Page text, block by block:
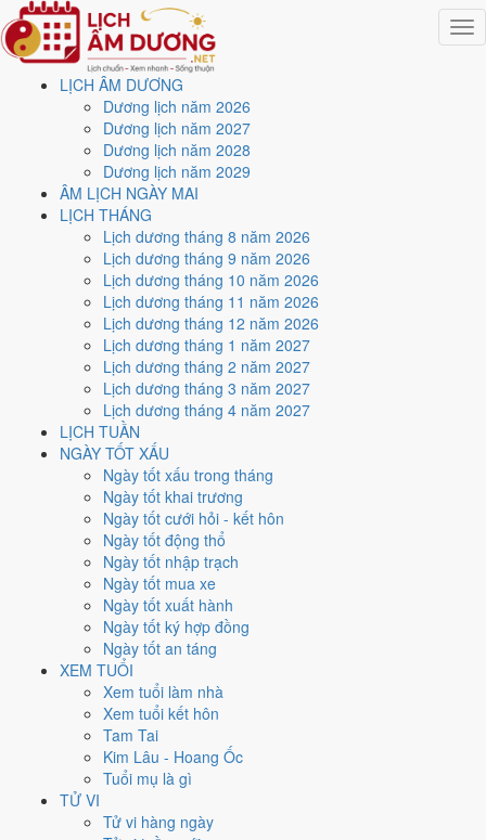
LỊCH ÂM DƯƠNG
Dương lịch năm 2026
Dương lịch năm 2027
Dương lịch năm 2028
Dương lịch năm 2029
ÂM LỊCH NGÀY MAI
LỊCH THÁNG
Lịch dương tháng 8 năm 2026
Lịch dương tháng 9 năm 2026
Lịch dương tháng 10 năm 2026
Lịch dương tháng 11 năm 2026
Lịch dương tháng 12 năm 2026
Lịch dương tháng 1 năm 2027
Lịch dương tháng 2 năm 2027
Lịch dương tháng 3 năm 2027
Lịch dương tháng 4 năm 2027
LỊCH TUẦN
NGÀY TỐT XẤU
Ngày tốt xấu trong tháng
Ngày tốt khai trương
Ngày tốt cưới hỏi - kết hôn
Ngày tốt động thổ
Ngày tốt nhập trạch
Ngày tốt mua xe
Ngày tốt xuất hành
Ngày tốt ký hợp đồng
Ngày tốt an táng
XEM TUỔI
Xem tuổi làm nhà
Xem tuổi kết hôn
Tam Tai
Kim Lâu - Hoang Ốc
Tuổi mụ là gì
TỬ VI
Tử vi hàng ngày
Trang chủ
Lịch năm 2026
Tháng 11/2026
Ngày 5/11/2026 (Quý Mùi)
Xem ngày5/11/2026
lịch - Ngày 27/9 âm lịch
(Quý Mùi) tốt hay xấu?
Ngày 5/11/2026 dương lịch (Thứ Năm) là ngày 27/9/2026 âm lịch
Quý Mùi- Chi khắc Can, Trực Thâu, Sao Tỉnh, nạp âm
Dương Liễu Mộc. Tổng hòa, đây làNgày Hung
cho các việc quan trọng. Giờ Hoàng Đạo trong ngày:
Mão, Tỵ, Thân, Tuất, Hợi
Ngày Dương
Tháng 11 năm 2026
Tháng 9 âm năm 2026
Tiết Sương Giáng
Nhâm Tý
Bính Ngọ